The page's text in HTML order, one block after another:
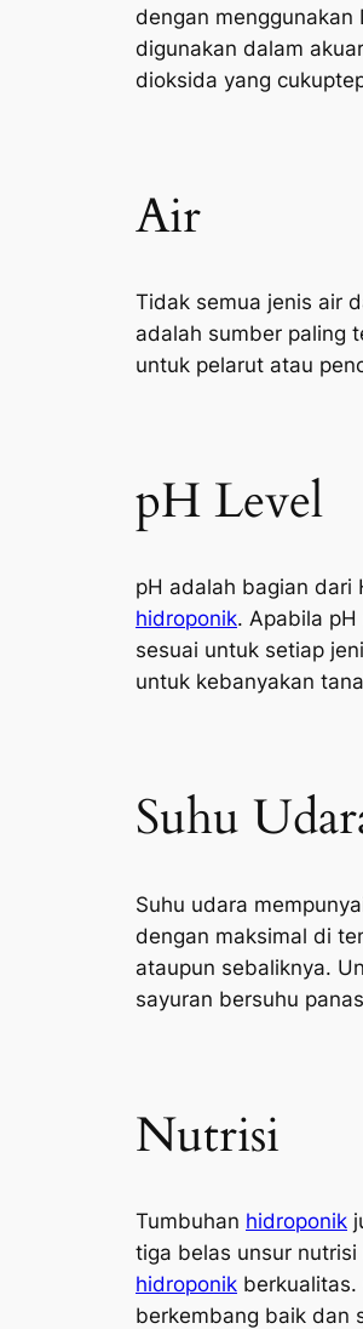
dengan
digunakan dalam
dioksida yang
Air
Tidak semua jenis air
adalah sumber paling
untuk pelarut atau
pH Level
pH adalah bagian dari
hidroponik. Apabila
sesuai untuk setiap
untuk kebanyakan
Suhu
Suhu udara
dengan maksimal di
ataupun sebaliknya.
sayuran bersuhu
Nutrisi
Tumbuhan hidroponik
tiga belas unsur
hidroponik berkualitas.
berkembang baik dan